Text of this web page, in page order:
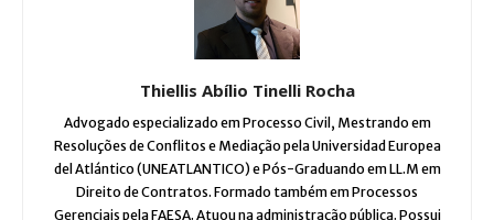
Thiellis Abílio Tinelli Rocha
Advogado especializado em Processo Civil, Mestrando em
Resoluções de Conflitos e Mediação pela Universidad Europea
del Atlántico (UNEATLANTICO) e Pós-Graduando em LL.M em
Direito de Contratos. Formado também em Processos
Gerenciais pela FAESA. Atuou na administração pública. Possui